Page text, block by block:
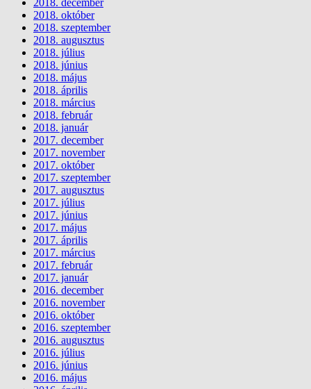
2018. december
2018. október
2018. szeptember
2018. augusztus
2018. július
2018. június
2018. május
2018. április
2018. március
2018. február
2018. január
2017. december
2017. november
2017. október
2017. szeptember
2017. augusztus
2017. július
2017. június
2017. május
2017. április
2017. március
2017. február
2017. január
2016. december
2016. november
2016. október
2016. szeptember
2016. augusztus
2016. július
2016. június
2016. május